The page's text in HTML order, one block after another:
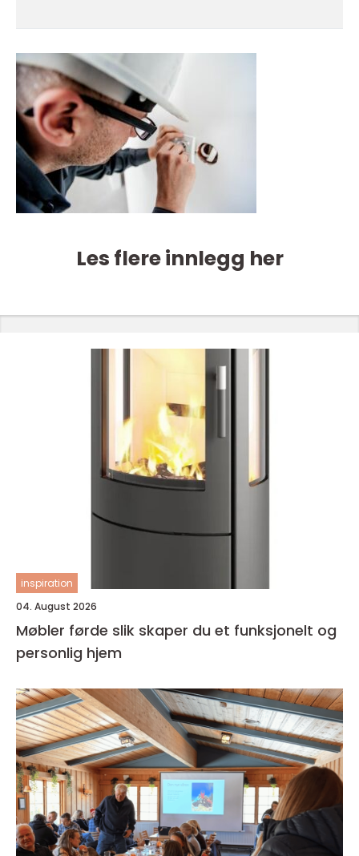
Les flere innlegg her
inspiration
04. August 2026
Møbler førde slik skaper du et funksjonelt og
personlig hjem